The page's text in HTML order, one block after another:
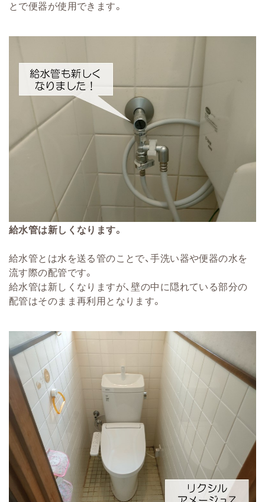
とで便器が使用できます。
給水管は新しくなります。
給水管とは水を送る管のことで、手洗い器や便器の水を
流す際の配管です。
給水管は新しくなりますが、壁の中に隠れている部分の
配管はそのまま再利用となります。